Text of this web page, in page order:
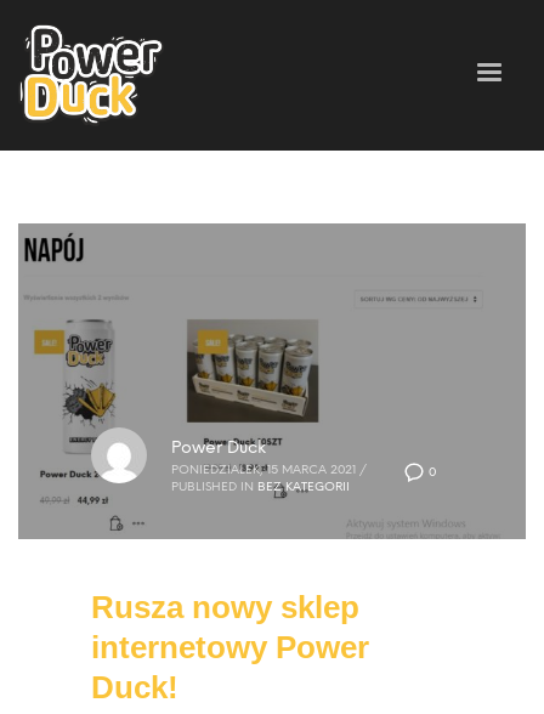
0
Power Duck
PONIEDZIAŁEK, 15 MARCA 2021 /
PUBLISHED IN BEZ KATEGORII
Rusza nowy sklep
internetowy Power
Duck!